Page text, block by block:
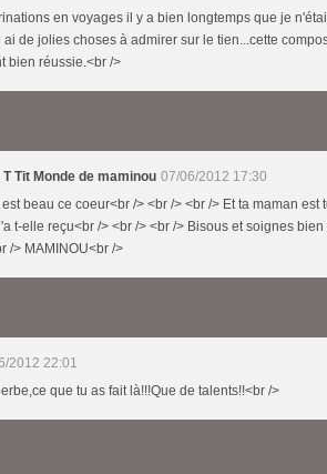
en voyages il y a bien longtemps que je
ai de jolies choses à admirer sur le tien...cette
bien réussie.<br />
T Tit Monde de maminou 07/06/2012 17:30
beau ce coeur<br /> <br /> <br /> Et ta maman
t-elle reçu<br /> <br /> <br /> Bisous et soignes
/> MAMINOU<br />
2012 22:01
que tu as fait là!!!Que de talents!!<br />